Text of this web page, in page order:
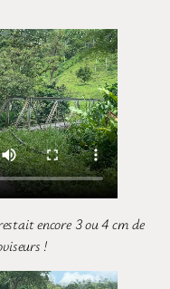
encore 3 ou 4 cm de
!